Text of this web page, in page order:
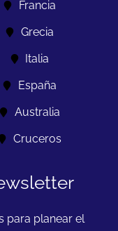
Francia
Grecia
Italia
España
Australia
Cruceros
para planear el